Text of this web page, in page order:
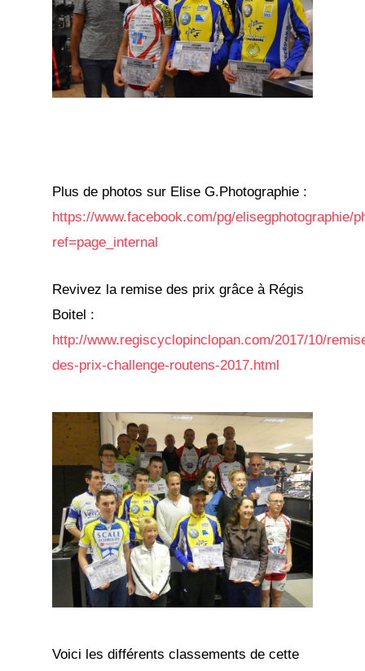
Plus de photos sur Elise G.Photographie :
https://www.facebook.com/pg/elisegphotographie/
ref=page_internal
Revivez la remise des prix grâce à Régis
Boitel :
http://www.regiscyclopinclopan.com/2017/10/
des-prix-challenge-routens-2017.html
Voici les différents classements de cette